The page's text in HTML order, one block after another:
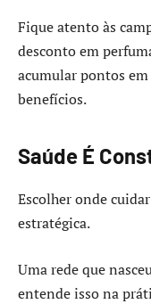
Fique atento às
desconto em
acumular pontos
benefícios.
Saúde É
Escolher onde
estratégica.
Uma rede que
entende isso na